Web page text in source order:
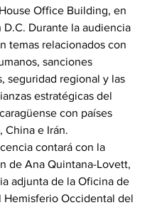
Office Building, en
D.C. Durante la audiencia
temas relacionados con
sanciones
seguridad regional y las
estratégicas del
con países
China e Irán.
contará con la
de Ana Quintana-Lovett,
adjunta de la Oficina de
Hemisferio Occidental del